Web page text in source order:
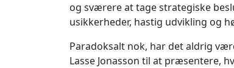
og sværere at tage strategiske
usikkerheder, hastig udvikling og
Paradoksalt nok, har det aldrig
Lasse Jonasson til at præsentere,